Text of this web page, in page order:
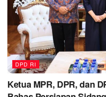
DPD RI
Ketua MPR, DPR, dan